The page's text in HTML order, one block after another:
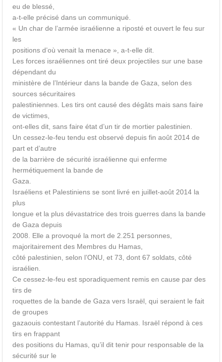
eu de blessé,
a-t-elle précisé dans un communiqué.
« Un char de l’armée israélienne a riposté et ouvert le feu sur
les
positions d’où venait la menace », a-t-elle dit.
Les forces israéliennes ont tiré deux projectiles sur une base
dépendant du
ministère de l’Intérieur dans la bande de Gaza, selon des
sources sécuritaires
palestiniennes. Les tirs ont causé des dégâts mais sans faire
de victimes,
ont-elles dit, sans faire état d’un tir de mortier palestinien.
Un cessez-le-feu tendu est observé depuis fin août 2014 de
part et d’autre
de la barrière de sécurité israélienne qui enferme
hermétiquement la bande de
Gaza.
Israéliens et Palestiniens se sont livré en juillet-août 2014 la
plus
longue et la plus dévastatrice des trois guerres dans la bande
de Gaza depuis
2008. Elle a provoqué la mort de 2.251 personnes,
majoritairement des Membres du Hamas,
côté palestinien, selon l’ONU, et 73, dont 67 soldats, côté
israélien.
Ce cessez-le-feu est sporadiquement remis en cause par des
tirs de
roquettes de la bande de Gaza vers Israël, qui seraient le fait
de groupes
gazaouis contestant l’autorité du Hamas. Israël répond à ces
tirs en frappant
des positions du Hamas, qu’il dit tenir pour responsable de la
sécurité sur le